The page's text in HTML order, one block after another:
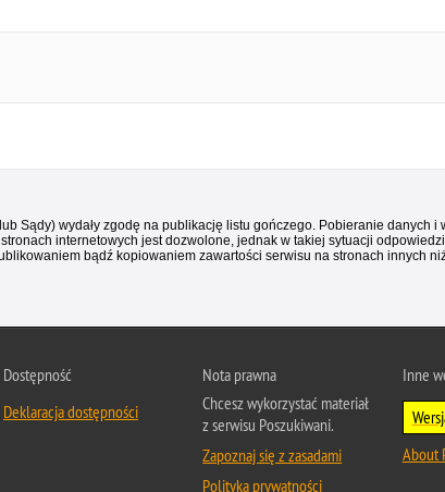
Sądy) wydały zgodę na publikację listu gończego. Pobieranie danych i
internetowych jest dozwolone, jednak w takiej sytuacji
bądź kopiowaniem zawartości serwisu na stronach innych
Dostępność
Deklaracja dostępności
Nota prawna
Chcesz wykorzystać materiał
z serwisu Poszukiwani.
Zapoznaj się z zasadami
Polityka prywatności
Inne
About